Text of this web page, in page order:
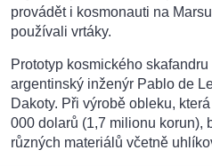
provádět i kosmonauti na
používali vrtáky.
Prototyp kosmického
argentinský inženýr Pablo de
Dakoty. Při výrobě obleku,
000 dolarů (1,7 milionu korun),
různých materiálů včetně